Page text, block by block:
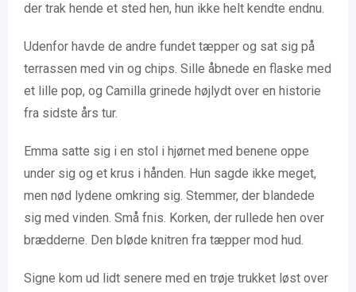
der trak hende et sted hen, hun ikke helt kendte endnu.
Udenfor havde de andre fundet tæpper og sat sig på
terrassen med vin og chips. Sille åbnede en flaske med
et lille pop, og Camilla grinede højlydt over en historie
fra sidste års tur.
Emma satte sig i en stol i hjørnet med benene oppe
under sig og et krus i hånden. Hun sagde ikke meget,
men nød lydene omkring sig. Stemmer, der blandede
sig med vinden. Små fnis. Korken, der rullede hen over
brædderne. Den bløde knitren fra tæpper mod hud.
Signe kom ud lidt senere med en trøje trukket løst over